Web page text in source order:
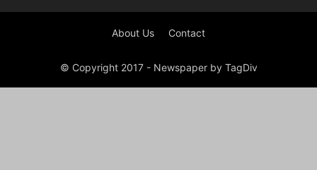
About Us Contact
© Copyright 2017 - Newspaper by TagDiv